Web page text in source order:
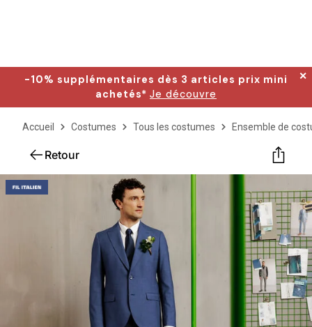
-10% supplémentaires dès 3 articles prix mini
achetés* Je découvre
✕
Accueil Costumes Tous les costumes Ensemble de
Retour